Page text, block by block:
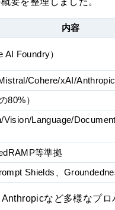
内容
AI Foundry）
Cohere/xAI/Anthropic
80%）
Language/
等準拠
Shields、
など多様なプロ